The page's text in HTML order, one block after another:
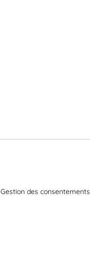
Gestion des consentements